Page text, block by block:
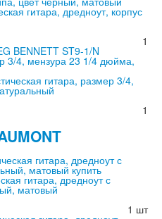
гитара, дредноут, корпус
1
гитара, размер 3/4,
1
гитара, дредноут с
матовый
1 шт